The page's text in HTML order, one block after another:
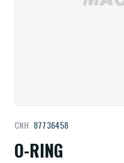
O-RING
CNH 87736458
la
începutul
galeriei